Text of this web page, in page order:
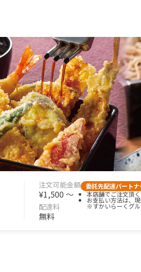
注文可能金額
¥1,500 〜
配達料
無料
委託先配達パートナ
本店舗でご注文頂
お支払い方法は、
※すかいらーくグ